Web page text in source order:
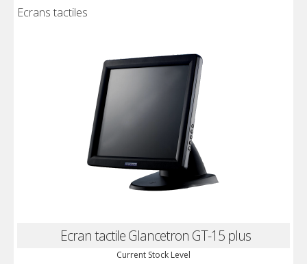
Ecrans tactiles
Ecran tactile Glancetron GT-15 plus
Current Stock Level